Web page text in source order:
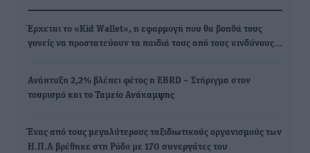
Έρχεται το «Kid Wallet», η εφαρμογή που θα βοηθά τους
γονείς να προστατεύουν τα παιδιά τους από τους κινδύνους…
Ανάπτυξη 2,2% βλέπει φέτος η EBRD – Στήριγμα στον
τουρισμό και το Ταμείο Ανάκαμψης
Ένας από τους μεγαλύτερους ταξιδιωτικούς οργανισμούς των
Η.Π.Α βρέθηκε στη Ρόδο με 170 συνεργάτες του